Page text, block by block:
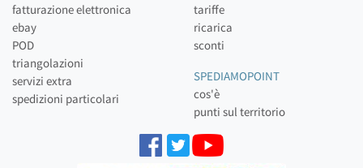
fatturazione elettronica
ebay
POD
triangolazioni
servizi extra
spedizioni particolari
tariffe
ricarica
sconti
SPEDIAMOPOINT
cos'è
punti sul territorio